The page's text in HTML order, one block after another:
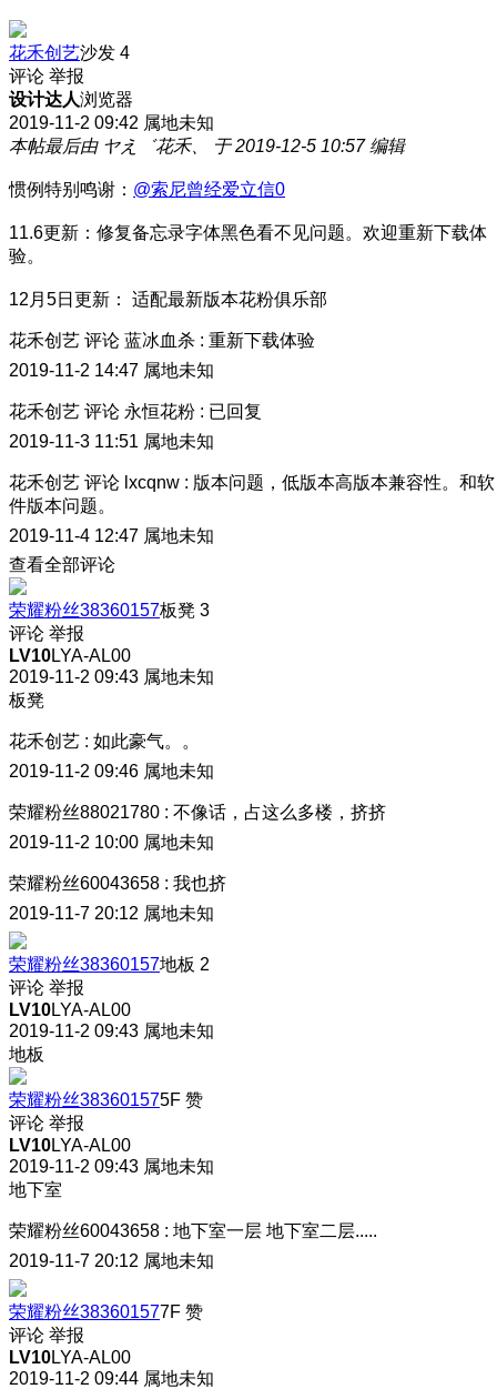
花禾创艺沙发 4
评论 举报
设计达人浏览器
2019-11-2 09:42 属地未知
本帖最后由 ヤえ゛花禾、 于 2019-12-5 10:57 编辑
惯例特别鸣谢： @索尼曾经爱立信0
11.6更新：修复备忘录字体黑色看不见问题。欢迎重新下载体
验。
12月5日更新： 适配最新版本花粉俱乐部
花禾创艺 评论 蓝冰血杀 : 重新下载体验
2019-11-2 14:47 属地未知
花禾创艺 评论 永恒花粉 : 已回复
2019-11-3 11:51 属地未知
花禾创艺 评论 lxcqnw : 版本问题，低版本高版本兼容性。和软
件版本问题。
2019-11-4 12:47 属地未知
查看全部评论
荣耀粉丝38360157板凳 3
评论 举报
LV10LYA-AL00
2019-11-2 09:43 属地未知
板凳
花禾创艺 : 如此豪气。。
2019-11-2 09:46 属地未知
荣耀粉丝88021780 : 不像话，占这么多楼，挤挤
2019-11-2 10:00 属地未知
荣耀粉丝60043658 : 我也挤
2019-11-7 20:12 属地未知
荣耀粉丝38360157地板 2
评论 举报
LV10LYA-AL00
2019-11-2 09:43 属地未知
地板
荣耀粉丝383601575F 赞
评论 举报
LV10LYA-AL00
2019-11-2 09:43 属地未知
地下室
荣耀粉丝60043658 : 地下室一层 地下室二层.....
2019-11-7 20:12 属地未知
荣耀粉丝383601577F 赞
评论 举报
LV10LYA-AL00
2019-11-2 09:44 属地未知